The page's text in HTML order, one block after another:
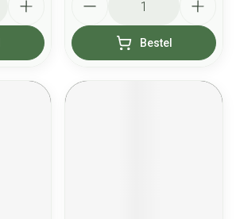
Bestel